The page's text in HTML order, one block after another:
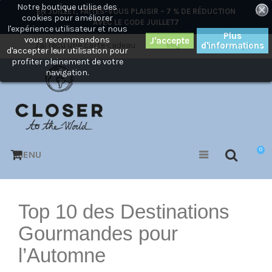
EN JUILLET, FAITES-VOUS PLAISIR – 7 % DE RÉDUCTION
AVEC LE CODE JUILLET7
×
Mon compte
Blog
J'ai reçu une carte cadeau
0
MENU
Notre boutique utilise des
cookies pour améliorer
l'expérience utilisateur et nous
vous recommandons
d'accepter leur utilisation pour
profiter pleinement de votre
navigation.
Plus
d'informations
Top 10 des Destinations
Gourmandes pour
l’Automne